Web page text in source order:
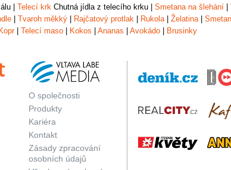
Telecí krk Chutná jídla z telecího krku Smetana na šlehání
Tvaroh měkký Rajčatový protlak Rukola Želatina
Kopr| Telecí maso Kokos Ananas Avokádo Brusinky
O společnosti
Produkty
Kariéra
Kontakt
Zásady zpracování
osobních údajů